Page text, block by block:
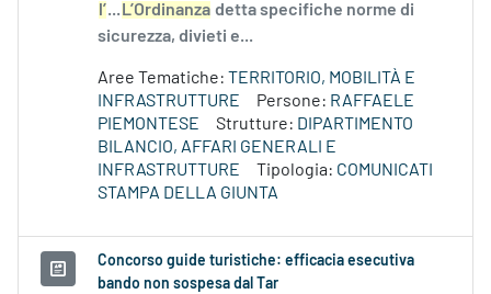
l’... L’Ordinanza detta specifiche norme di
sicurezza, divieti e...
Aree Tematiche: TERRITORIO, MOBILITÀ E
INFRASTRUTTURE
Persone: RAFFAELE
PIEMONTESE
Strutture: DIPARTIMENTO
BILANCIO, AFFARI GENERALI E
INFRASTRUTTURE
Tipologia: COMUNICATI
STAMPA DELLA GIUNTA
Concorso guide turistiche: efficacia esecutiva
bando non sospesa dal Tar